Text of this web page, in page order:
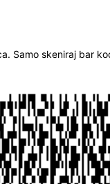
Samo skeniraj bar